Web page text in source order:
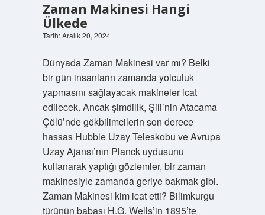
Zaman Makinesi Hangi
Ülkede
Tarih: Aralık 20, 2024
Dünyada Zaman Makinesi var mı? Belki
bir gün insanların zamanda yolculuk
yapmasını sağlayacak makineler icat
edilecek. Ancak şimdilik, Şili’nin Atacama
Çölü’nde gökbilimcilerin son derece
hassas Hubble Uzay Teleskobu ve Avrupa
Uzay Ajansı’nın Planck uydusunu
kullanarak yaptığı gözlemler, bir zaman
makinesiyle zamanda geriye bakmak gibi.
Zaman Makinesi kim icat etti? Bilimkurgu
türünün babası H.G. Wells’in 1895’te